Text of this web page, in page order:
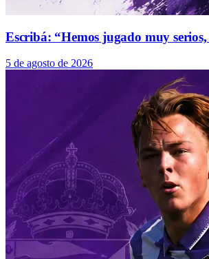
Escribá: “Hemos jugado muy serios,
5 de agosto de 2026